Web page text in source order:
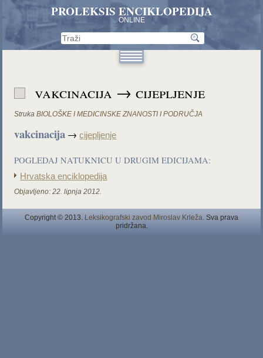
PROLEKSIS ENCIKLOPEDIJA
ONLINE
vakcinacija → cijepljenje
Struka BIOLOŠKE I MEDICINSKE ZNANOSTI I PODRUČJA
vakcinacija →cijepljenje
POGLEDAJ NATUKNICU U DRUGIM EDICIJAMA:
Hrvatska enciklopedija
Objavljeno: 22. lipnja 2012.
Copyright © 2013. Leksikografski zavod Miroslav Krleža. Sva prava
pridržana.